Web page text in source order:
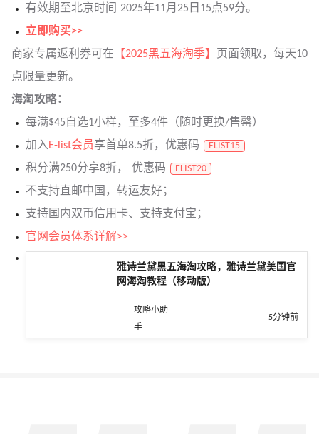
有效期至北京时间 2025年11月25日15点59分。
立即购买>>
商家专属返利券可在 【2025黑五海淘季】
页面领取，每天10
点限量更新。
海淘攻略：
每满$45自选1小样，至多4件（随时更换/售罄）
加入E-list会员享首单8.5折，优惠码 ELIST15
积分满250分享8折， 优惠码 ELIST20
不支持直邮中国，转运友好；
支持国内双币信用卡、支持支付宝；
官网 会员体系详解>>
雅诗兰黛黑五海淘攻略，雅诗兰黛美国官
网海淘教程（移动版）
攻略小助
手
5分钟前